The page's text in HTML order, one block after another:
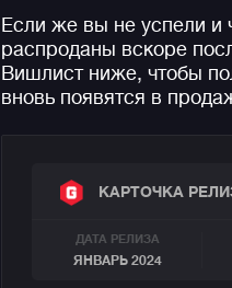
Если же вы не успели и
распроданы вскоре
Вишлист ниже, чтобы
вновь появятся в
КАРТОЧКА
ДАТА РЕЛИЗА
ЯНВАРЬ 2024